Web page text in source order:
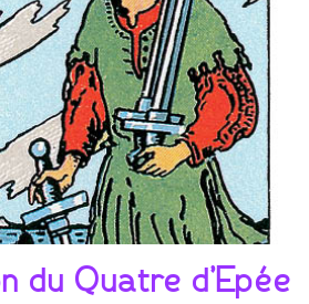
du Quatre d’Epée